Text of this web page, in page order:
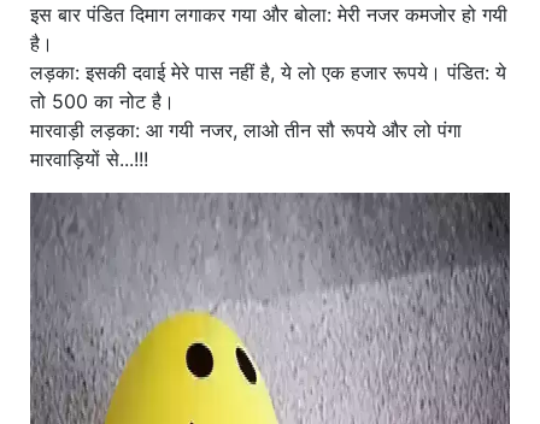
इस बार पंडित दिमाग लगाकर गया और बोला: मेरी नजर कमजोर हो गयी
है।
लड़का: इसकी दवाई मेरे पास नहीं है, ये लो एक हजार रूपये। पंडित: ये
तो 500 का नोट है।
मारवाड़ी लड़का: आ गयी नजर, लाओ तीन सौ रूपये और लो पंगा
मारवाड़ियों से...!!!